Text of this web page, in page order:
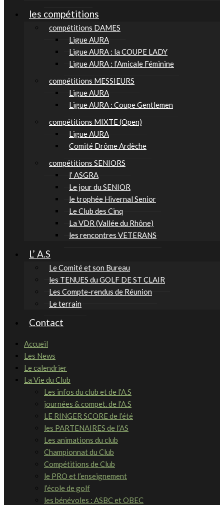
les compétitions
compétitions DAMES
Ligue AURA
Ligue AURA : la COUPE LADY
Ligue AURA : l’Amicale Féminine
compétitions MESSIEURS
Ligue AURA
Ligue AURA : Coupe Gentlemen
compétitions MIXTE (Open)
Ligue AURA
Comité Drôme Ardèche
compétitions SENIORS
l’ ASGRA
Le jour du SENIOR
le trophée Hivernal Senior
Le Club des Cinq
La VDR (Vallée du Rhône)
les rencontres VETERANS
L’ A.S
Le Comité et son Bureau
les TENUES du GOLF DE ST CLAIR
Les Compte-rendus de Réunion
Le terrain
Contact
Accueil
Les News
Le calendrier
La Vie du Club
Les infos du club et de l’A.S
journées & compet. de l’A.S
LE RINGER SCORE de l’été
les PARTENAIRES de l’AS
Les animations du club
Championnat du Club
Compétitions de Club
le PRO et l’enseignement
l’école de golf
les bénévoles : ASBC et OBEC